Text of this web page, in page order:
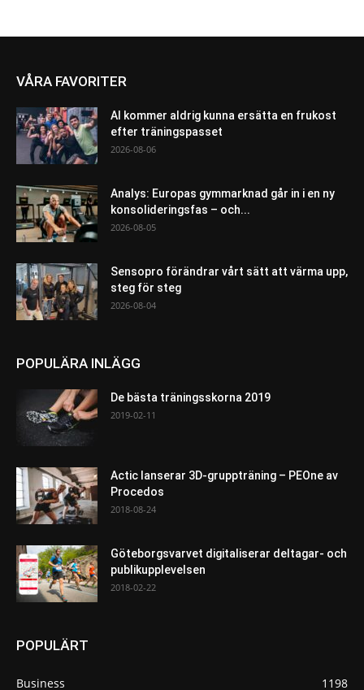
VÅRA FAVORITER
AI kommer aldrig kunna ersätta en frukost
efter träningspasset
2026-08-06
Analys: Europas gymmarknad går in i en ny
konsolideringsfas – och...
2026-08-05
Sensopro förändrar vårt sätt att värma upp,
steg för steg
2026-08-04
POPULÄRA INLÄGG
De bästa träningsskorna 2019
2019-02-11
Actic lanserar 3D-gruppträning – PEOne av
Procedos
2018-08-24
Göteborgsvarvet digitaliserar deltagar- och
publikupplevelsen
2018-02-22
POPULÄRT
Business
1198